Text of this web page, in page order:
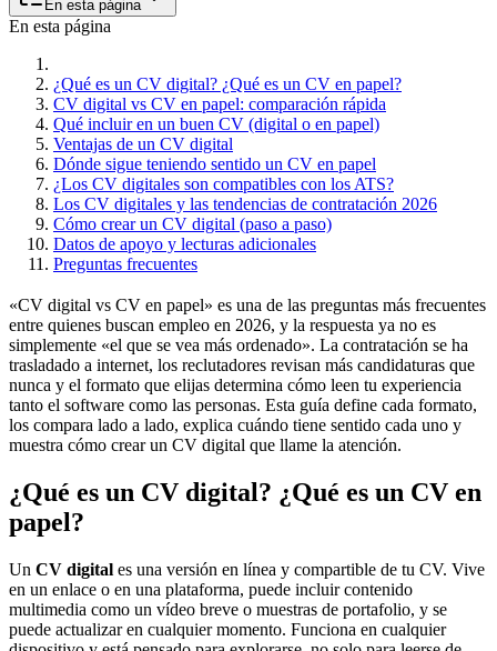
En esta página
En esta página
¿Qué es un CV digital? ¿Qué es un CV en papel?
CV digital vs CV en papel: comparación rápida
Qué incluir en un buen CV (digital o en papel)
Ventajas de un CV digital
Dónde sigue teniendo sentido un CV en papel
¿Los CV digitales son compatibles con los ATS?
Los CV digitales y las tendencias de contratación 2026
Cómo crear un CV digital (paso a paso)
Datos de apoyo y lecturas adicionales
Preguntas frecuentes
«CV digital vs CV en papel» es una de las preguntas más frecuentes
entre quienes buscan empleo en 2026, y la respuesta ya no es
simplemente «el que se vea más ordenado». La contratación se ha
trasladado a internet, los reclutadores revisan más candidaturas que
nunca y el formato que elijas determina cómo leen tu experiencia
tanto el software como las personas. Esta guía define cada formato,
los compara lado a lado, explica cuándo tiene sentido cada uno y
muestra cómo crear un CV digital que llame la atención.
¿Qué es un CV digital? ¿Qué es un CV en
papel?
Un CV digital es una versión en línea y compartible de tu CV. Vive
en un enlace o en una plataforma, puede incluir contenido
multimedia como un vídeo breve o muestras de portafolio, y se
puede actualizar en cualquier momento. Funciona en cualquier